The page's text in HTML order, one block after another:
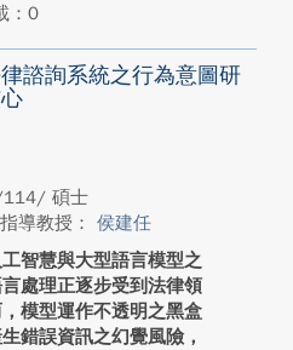
：0
諮詢系統之行為意圖研
碩士
指導教授： 侯建任
智慧與大型語言模型之
處理正逐步受到法律領
模型運作不透明之黑盒
錯誤資訊之幻覺風險，